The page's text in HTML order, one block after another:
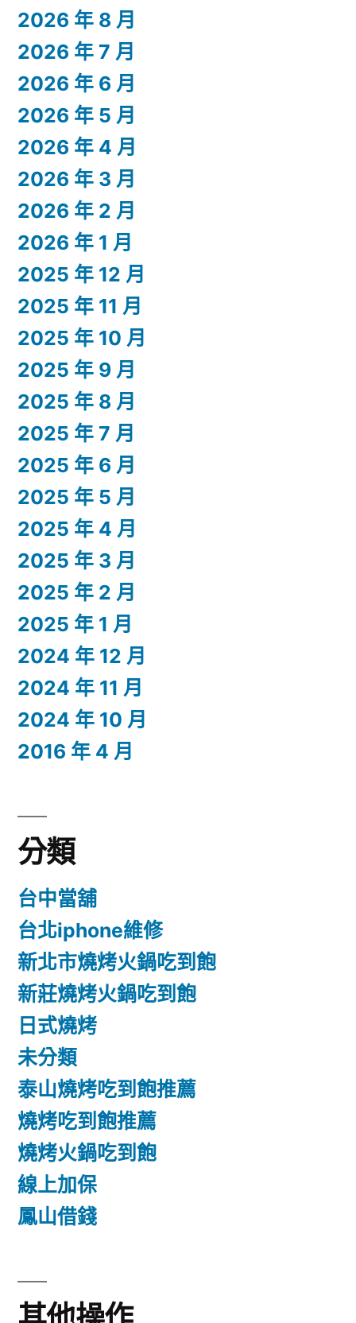
2026 年 8 月
2026 年 7 月
2026 年 6 月
2026 年 5 月
2026 年 4 月
2026 年 3 月
2026 年 2 月
2026 年 1 月
2025 年 12 月
2025 年 11 月
2025 年 10 月
2025 年 9 月
2025 年 8 月
2025 年 7 月
2025 年 6 月
2025 年 5 月
2025 年 4 月
2025 年 3 月
2025 年 2 月
2025 年 1 月
2024 年 12 月
2024 年 11 月
2024 年 10 月
2016 年 4 月
分類
台中當舖
台北iphone維修
新北市燒烤火鍋吃到飽
新莊燒烤火鍋吃到飽
日式燒烤
未分類
泰山燒烤吃到飽推薦
燒烤吃到飽推薦
燒烤火鍋吃到飽
線上加保
鳳山借錢